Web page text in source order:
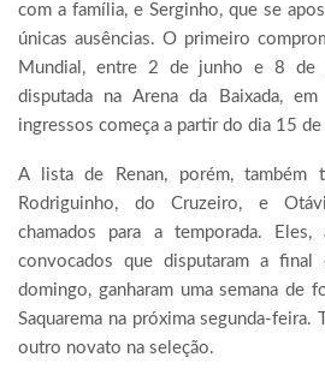
com a família, e Serginho, que se
únicas ausências. O primeiro
Mundial, entre 2 de junho e 8 de
disputada na Arena da Baixada,
ingressos começa a partir do dia 15 de
A lista de Renan, porém, também
Rodriguinho, do Cruzeiro, e
chamados para a temporada.
convocados que disputaram a final
domingo, ganharam uma semana de
Saquarema na próxima segunda-feira.
outro novato na seleção.